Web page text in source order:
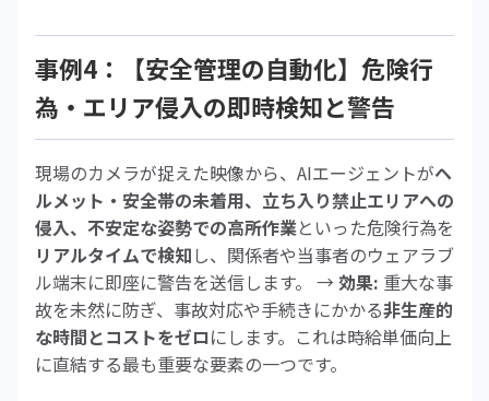
事例4：【安全管理の自動化】危険行
為・エリア侵入の即時検知と警告
現場のカメラが捉えた映像から、AIエージェントがヘ
ルメット・安全帯の未着用、立ち入り禁止エリアへの
侵入、不安定な姿勢での高所作業といった危険行為を
リアルタイムで検知 し、関係者や当事者のウェアラブ
ル端末に即座に警告を送信します。 →効果: 重大な事
故を未然に防ぎ、事故対応や手続きにかかる非生産的
な時間とコストをゼロにします。これは時給単価向上
に直結する最も重要な要素の一つです。